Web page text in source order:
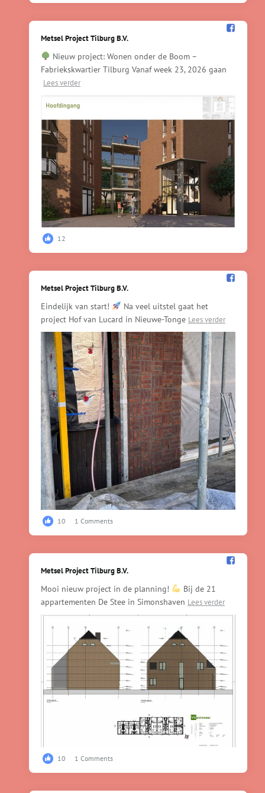
Metsel Project Tilburg B.V.️
Nieuw project: Wonen onder de Boom –
Fabriekskwartier Tilburg Vanaf week 23, 2026 gaan
Lees verder
12
Metsel Project Tilburg B.V.️
Eindelijk van start!
Na veel uitstel gaat het
project Hof van Lucard in Nieuwe-Tonge Lees verder
10 1 Comments
Metsel Project Tilburg B.V.️
Mooi nieuw project in de planning!
Bij de 21
appartementen De Stee in Simonshaven Lees verder
10 1 Comments